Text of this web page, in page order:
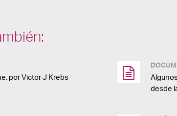
por Victor J Krebs
desde